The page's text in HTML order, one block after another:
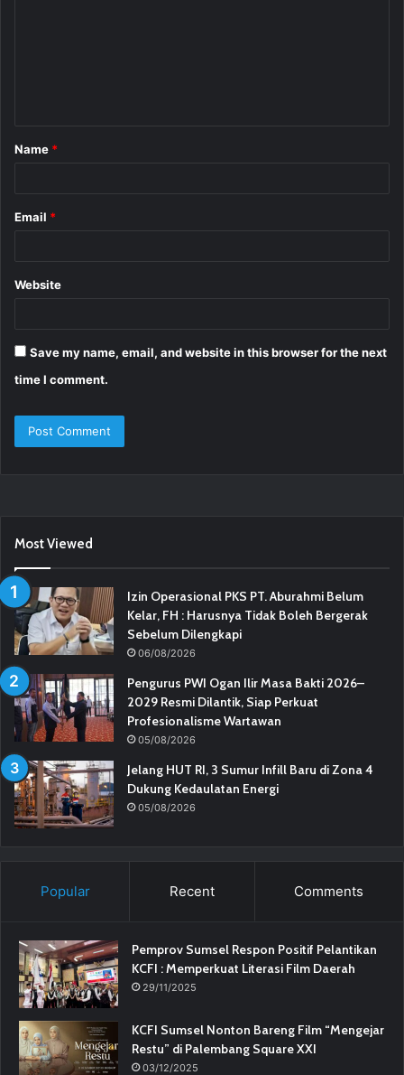
*
Name *
Email *
Website
Save my name, email, and website in this browser for the next
time I comment.
Most Viewed
Izin Operasional PKS PT. Aburahmi Belum
Kelar, FH : Harusnya Tidak Boleh Bergerak
Sebelum Dilengkapi
06/08/2026
Pengurus PWI Ogan Ilir Masa Bakti 2026–
2029 Resmi Dilantik, Siap Perkuat
Profesionalisme Wartawan
05/08/2026
Jelang HUT RI, 3 Sumur Infill Baru di Zona 4
Dukung Kedaulatan Energi
05/08/2026
Popular Recent Comments
Pemprov Sumsel Respon Positif Pelantikan
KCFI : Memperkuat Literasi Film Daerah
29/11/2025
KCFI Sumsel Nonton Bareng Film “Mengejar
Restu” di Palembang Square XXI
03/12/2025